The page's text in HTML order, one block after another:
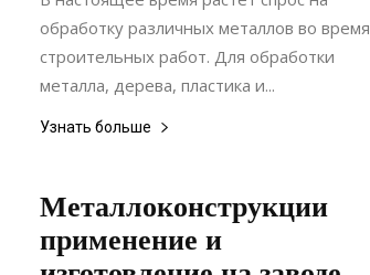
обработку различных металлов во время
строительных работ. Для обработки
металла, дерева, пластика и...
Узнать больше
Металлоконструкции
применение и